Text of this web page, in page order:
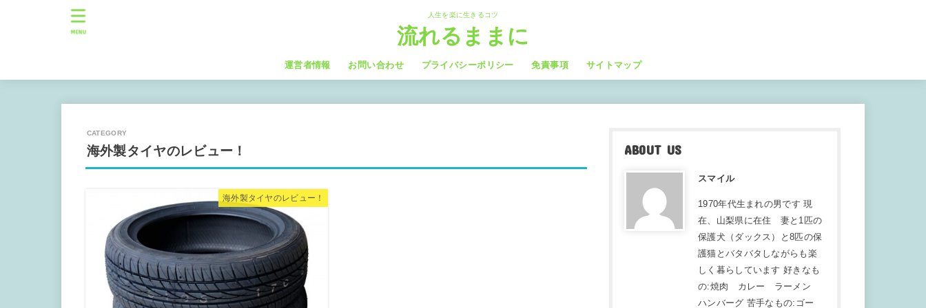
人生を楽に生きるコツ
流れるままに
運営者情報 お問い合わせ プライバシーポリシー 免責事項 サイトマップ
MENU
海外製タイヤのレビュー！
海外製タイヤのレビュー！
ABOUT US
スマイル
1970年代生まれの男です 現
在、山梨県に在住 妻と1匹の
保護犬（ダックス）と8匹の保
護猫とバタバタしながらも楽
しく暮らしています 好きなも
の:焼肉 カレー ラーメン
ハンバーグ 苦手なもの:ゴー